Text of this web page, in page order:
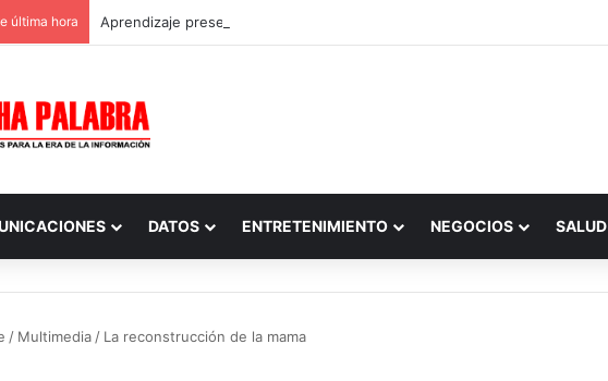
última hora Aprendizaje presencial vs. por internet
DATOS ENTRETENIMIENTO NEGOCIOS SALUD
/ Multimedia / La reconstrucción de la mama